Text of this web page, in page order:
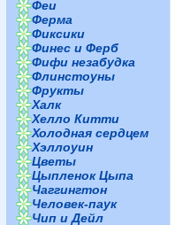
Феи
Ферма
Фиксики
Финес и Ферб
Фифи незабудка
Флинстоуны
Фрукты
Халк
Хелло Китти
Холодная сердцем
Хэллоуин
Цветы
Цыпленок Цыпа
Чаггингтон
Человек-паук
Чип и Дейл